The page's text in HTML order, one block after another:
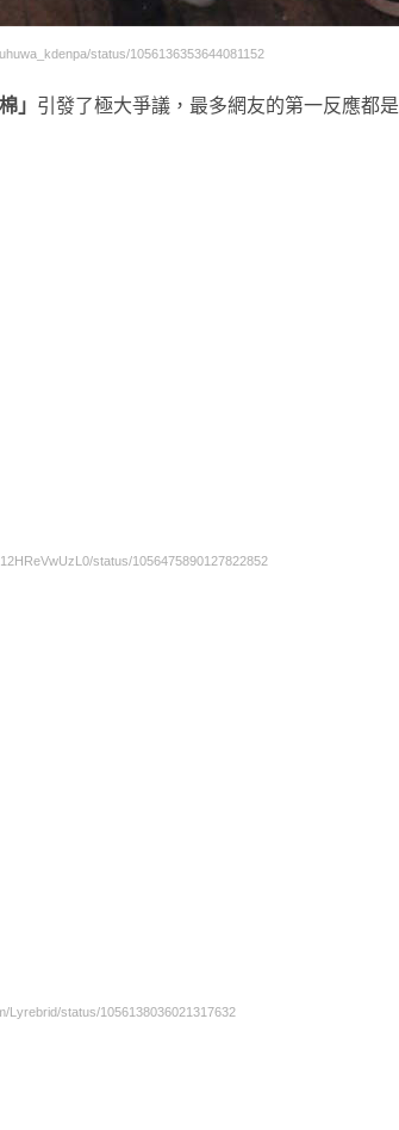
status/1056136353644081152
」 引發了極大爭議，最多網友的第一反應都是
status/1056475890127822852
Lyrebrid/status/1056138036021317632